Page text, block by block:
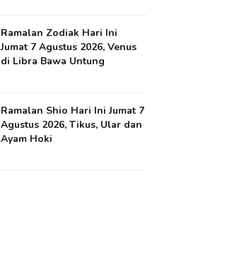
Ramalan Zodiak Hari Ini
Jumat 7 Agustus 2026, Venus
di Libra Bawa Untung
Ramalan Shio Hari Ini Jumat 7
Agustus 2026, Tikus, Ular dan
Ayam Hoki